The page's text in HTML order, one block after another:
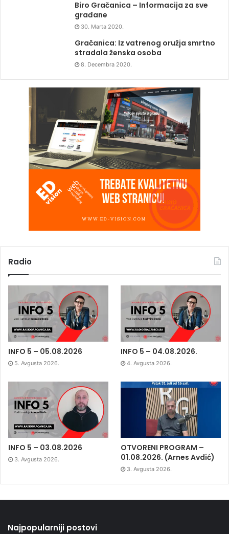
Biro Gračanica – Informacija za sve
građane
30. Marta 2020.
Gračanica: Iz vatrenog oružja smrtno
stradala ženska osoba
8. Decembra 2020.
Radio
INFO 5 – 05.08.2026
5. Avgusta 2026.
INFO 5 – 04.08.2026.
4. Avgusta 2026.
INFO 5 – 03.08.2026
3. Avgusta 2026.
OTVORENI PROGRAM –
01.08.2026. (Arnes Avdić)
3. Avgusta 2026.
Najpopularniji postovi